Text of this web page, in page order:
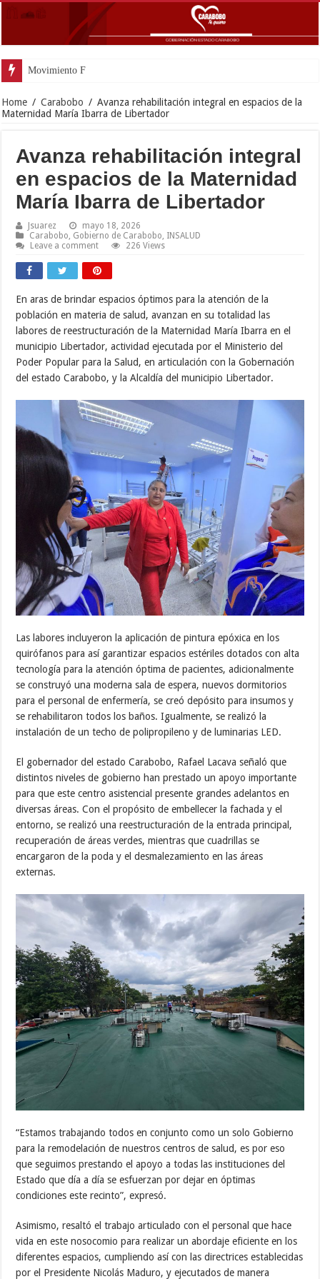
Movimiento Fortín 4F rindió homen
Home / Carabobo / Avanza rehabilitación integral en espacios de la
Maternidad María Ibarra de Libertador
Avanza rehabilitación integral
en espacios de la Maternidad
María Ibarra de Libertador
Jsuarez
mayo 18, 2026
Carabobo Gobierno de Carabobo INSALUD
Leave a comment
226 Views
En aras de brindar espacios óptimos para la atención de la
población en materia de salud, avanzan en su totalidad las
labores de reestructuración de la Maternidad María Ibarra en el
municipio Libertador, actividad ejecutada por el Ministerio del
Poder Popular para la Salud, en articulación con la Gobernación
del estado Carabobo, y la Alcaldía del municipio Libertador.
Las labores incluyeron la aplicación de pintura epóxica en los
quirófanos para así garantizar espacios estériles dotados con alta
tecnología para la atención óptima de pacientes, adicionalmente
se construyó una moderna sala de espera, nuevos dormitorios
para el personal de enfermería, se creó depósito para insumos y
se rehabilitaron todos los baños. Igualmente, se realizó la
instalación de un techo de polipropileno y de luminarias LED.
El gobernador del estado Carabobo, Rafael Lacava señaló que
distintos niveles de gobierno han prestado un apoyo importante
para que este centro asistencial presente grandes adelantos en
diversas áreas. Con el propósito de embellecer la fachada y el
entorno, se realizó una reestructuración de la entrada principal,
recuperación de áreas verdes, mientras que cuadrillas se
encargaron de la poda y el desmalezamiento en las áreas
externas.
“Estamos trabajando todos en conjunto como un solo Gobierno
para la remodelación de nuestros centros de salud, es por eso
que seguimos prestando el apoyo a todas las instituciones del
Estado que día a día se esfuerzan por dejar en óptimas
condiciones este recinto”, expresó.
Asimismo, resaltó el trabajo articulado con el personal que hace
vida en este nosocomio para realizar un abordaje eficiente en los
diferentes espacios, cumpliendo así con las directrices establecidas
por el Presidente Nicolás Maduro, y ejecutados de manera